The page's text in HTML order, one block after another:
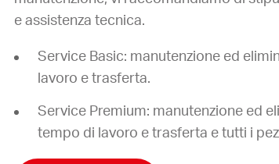
e assistenza tecnica.
Service Basic: manutenzione ed
lavoro e trasferta.
Service Premium: manutenzione ed
tempo di lavoro e trasferta e tutti i